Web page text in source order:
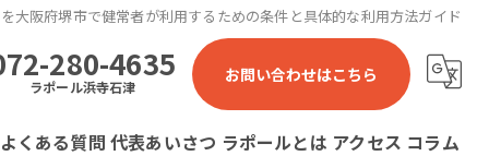
大阪府堺市で健常者が利用するための条件と具体的な利用方法ガイド
280-4635
ラポール浜寺石津
お問い合わせはこちら
よくある質問 代表あいさつ ラポールとは アクセス コラム